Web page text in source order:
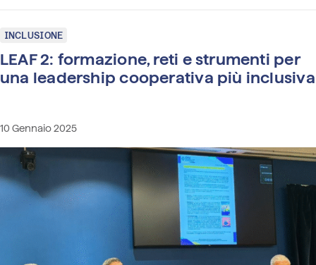
INCLUSIONE
LEAF 2: formazione, reti e strumenti per
una leadership cooperativa più inclusiva
10 Gennaio 2025